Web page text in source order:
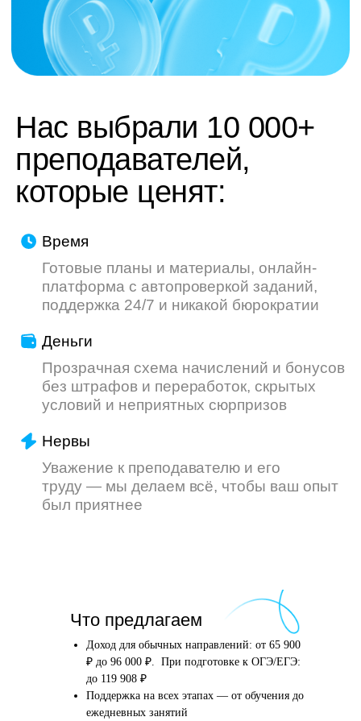
труду — мы делаем всё, чтобы ваш опыт
был приятнее
Что предлагаем
Доход для обычных направлений: от 65 900
₽ до 96 000 ₽. При подготовке к ОГЭ/ЕГЭ:
до 119 908 ₽
Поддержка на всех этапах — от обучения до
ежедневных занятий
после того, как вы
оставите заявку
Английский язык Школьные предметы